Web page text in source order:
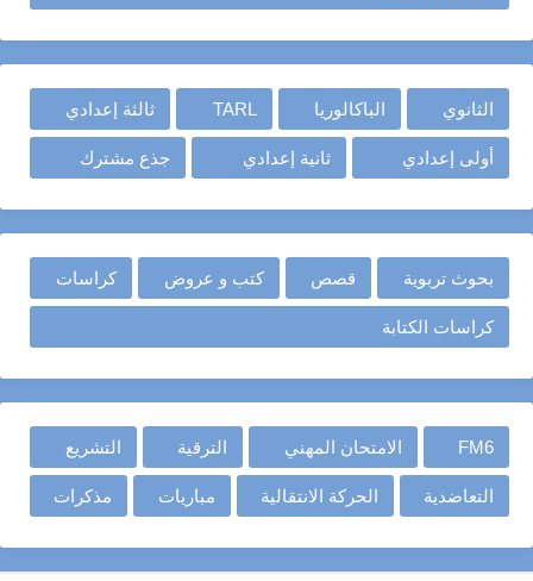
الثانوي الباكالوريا TARL ثالثة إعدادي
أولى إعدادي ثانية إعدادي جذع مشترك
بحوث تربوية قصص كتب و عروض كراسات
كراسات الكتابة
FM6 الامتحان المهني الترقية التشريع
التعاضدية الحركة الانتقالية مباريات مذكرات